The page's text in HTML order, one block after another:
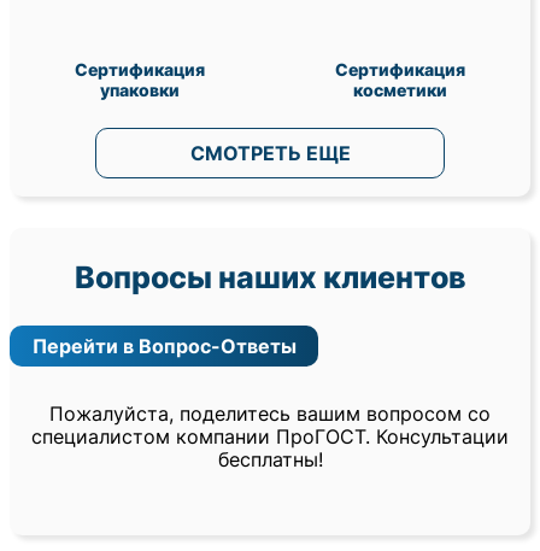
Сертификация
упаковки
Сертификация
косметики
СМОТРЕТЬ ЕЩЕ
Вопросы наших клиентов
Перейти в Вопрос-Ответы
Пожалуйста, поделитесь вашим вопросом со
специалистом компании ПроГОСТ. Консультации
бесплатны!